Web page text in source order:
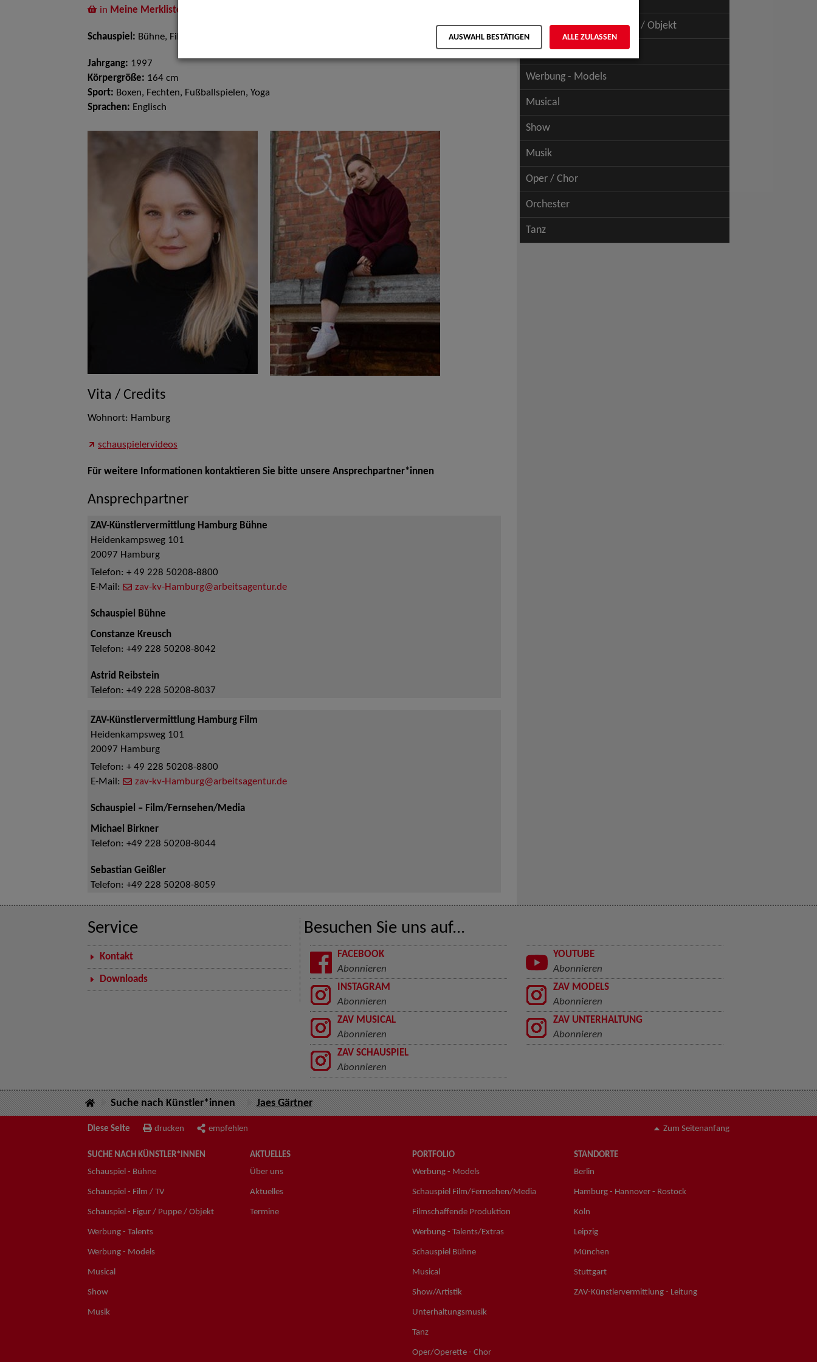
in Meine Merkliste
Schauspiel: Bühne, Film und TV
Jahrgang: 1997
Körpergröße: 164 cm
Sport: Boxen, Fechten, Fußballspielen, Yoga
Sprachen: Englisch
Vita / Credits
Wohnort: Hamburg
schauspielervideos
Für weitere Informationen kontaktieren Sie bitte unsere Ansprechpartner*innen
Ansprechpartner
ZAV-Künstlervermittlung Hamburg Bühne
Heidenkampsweg 101
20097 Hamburg
Telefon: + 49 228 50208-8800
E-Mail:
zav-kv-Hamburg@arbeitsagentur.de
Schauspiel Bühne
Constanze Kreusch
Telefon: +49 228 50208-8042
Astrid Reibstein
Telefon: +49 228 50208-8037
ZAV-Künstlervermittlung Hamburg Film
Heidenkampsweg 101
20097 Hamburg
Telefon: + 49 228 50208-8800
E-Mail:
zav-kv-Hamburg@arbeitsagentur.de
Schauspiel – Film/Fernsehen/Media
Michael Birkner
Telefon: +49 228 50208-8044
Sebastian Geißler
Telefon: +49 228 50208-8059
Schauspiel - Figur / Puppe / Objekt
Werbung - Talents
Werbung - Models
Musical
Show
Musik
Oper / Chor
Orchester
Tanz
Service
Kontakt
Downloads
Besuchen Sie uns auf...
FACEBOOK
Abonnieren
YOUTUBE
Abonnieren
INSTAGRAM
Abonnieren
ZAV MODELS
Abonnieren
ZAV MUSICAL
Abonnieren
ZAV UNTERHALTUNG
Abonnieren
ZAV SCHAUSPIEL
Abonnieren
Suche nach Künstler*innen Jaes Gärtner
Diese Seite drucken empfehlen Zum Seitenanfang
SUCHE NACH KÜNSTLER*INNEN
Schauspiel - Bühne
Schauspiel - Film / TV
Schauspiel - Figur / Puppe / Objekt
Werbung - Talents
Werbung - Models
Musical
Show
Musik
AKTUELLES
Über uns
Aktuelles
Termine
PORTFOLIO
Werbung - Models
Schauspiel Film/Fernsehen/Media
Filmschaffende Produktion
Werbung - Talents/Extras
Schauspiel Bühne
Musical
Show/Artistik
Unterhaltungsmusik
Tanz
Oper/Operette - Chor
STANDORTE
Berlin
Hamburg - Hannover - Rostock
Köln
Leipzig
München
Stuttgart
ZAV-Künstlervermittlung - Leitung
AUSWAHL BESTÄTIGEN ALLE ZULASSEN